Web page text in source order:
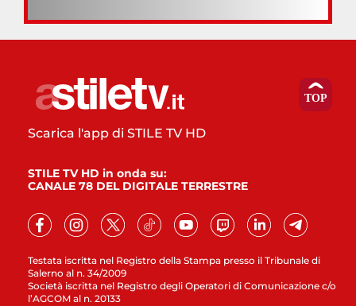
Testata iscritta nel Registro della Stampa presso il Tribunale di
Salerno al n. 34/2009
Società iscritta nel Registro degli Operatori di Comunicazione c/o
l’AGCOM al n. 20133
Scarica l'app di STILE TV HD
STILE TV HD in onda su:
CANALE 78 DEL DIGITALE TERRESTRE